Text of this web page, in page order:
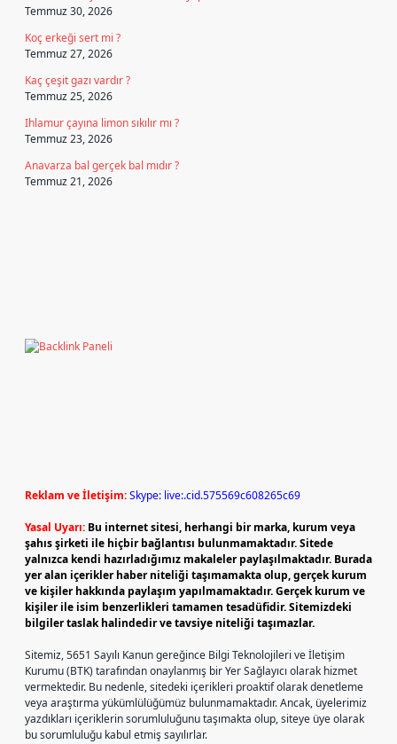
Temmuz 30, 2026
Koç erkeği sert mi ?
Temmuz 27, 2026
Kaç çeşit gazı vardır ?
Temmuz 25, 2026
Ihlamur çayına limon sıkılır mı ?
Temmuz 23, 2026
Anavarza bal gerçek bal mıdır ?
Temmuz 21, 2026
Reklam ve İletişim:Skype: live:.cid.575569c608265c69
Yasal Uyarı: Bu internet sitesi, herhangi bir marka, kurum veya
şahıs şirketi ile hiçbir bağlantısı bulunmamaktadır. Sitede
yalnızca kendi hazırladığımız makaleler paylaşılmaktadır. Burada
yer alan içerikler haber niteliği taşımamakta olup, gerçek kurum
ve kişiler hakkında paylaşım yapılmamaktadır. Gerçek kurum ve
kişiler ile isim benzerlikleri tamamen tesadüfidir. Sitemizdeki
bilgiler taslak halindedir ve tavsiye niteliği taşımazlar.
Sitemiz, 5651 Sayılı Kanun gereğince Bilgi Teknolojileri ve İletişim
Kurumu (BTK) tarafından onaylanmış bir Yer Sağlayıcı olarak hizmet
vermektedir. Bu nedenle, sitedeki içerikleri proaktif olarak denetleme
veya araştırma yükümlülüğümüz bulunmamaktadır. Ancak, üyelerimiz
yazdıkları içeriklerin sorumluluğunu taşımakta olup, siteye üye olarak
bu sorumluluğu kabul etmiş sayılırlar.